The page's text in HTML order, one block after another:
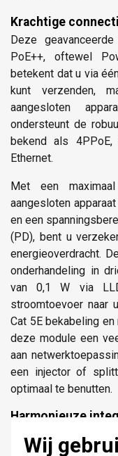
Wij
Krachtige
Deze
PoE++, oftewel
betekent dat u via
kunt verzenden,
aangesloten
ondersteunt de
bekend als
Ethernet.
Met een
aangesloten
en een
(PD), bent u
energieoverdracht.
onderhandeling in
van 0,1 W via
stroomtoevoer naar
Cat 5E bekabeling
deze module een
aan
een injector of
optimaal te benutten.
Harmonieuze
Het modulaire